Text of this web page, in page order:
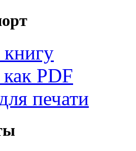
книгу
PDF
печати